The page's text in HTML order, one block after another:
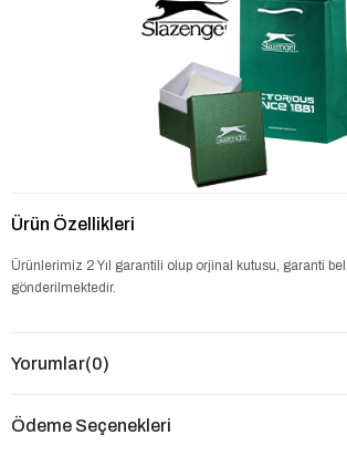
Ürün Özellikleri
Ürünlerimiz 2 Yıl garantili olup orjinal kutusu, garanti
gönderilmektedir.
Yorumlar(0)
Ödeme Seçenekleri